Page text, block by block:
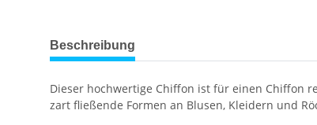
weitere Registerkarten anzeigen
Beschreibung
Dieser hochwertige Chiffon ist für einen Chiffon
zart fließende Formen an Blusen, Kleidern und